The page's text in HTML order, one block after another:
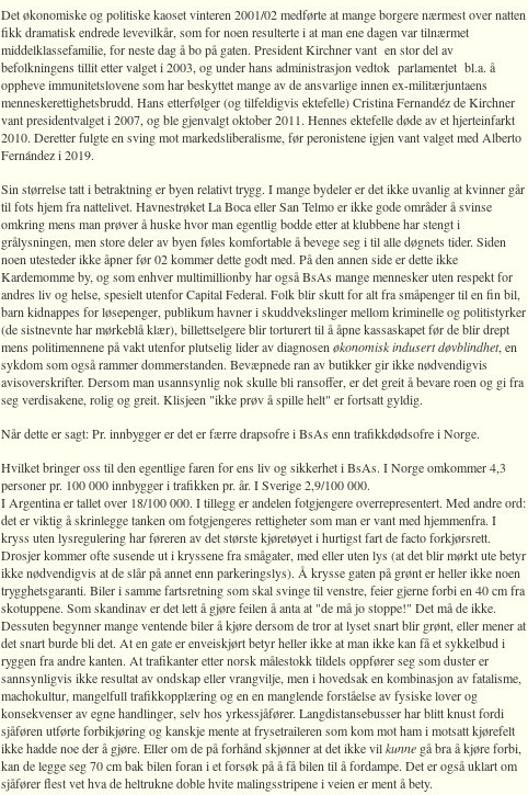
Det økonomiske og politiske kaoset vinteren 2001/02 medførte at mange borgere nærmest over natten
fikk dramatisk endrede levevilkår, som for noen resulterte i at man ene dagen var tilnærmet
middelklassefamilie, for neste dag å bo på gaten. President Kirchner vant en stor del av
befolkningens tillit etter valget i 2003, og under hans administrasjon vedtok parlamentet bl.a. å
oppheve immunitetslovene som har beskyttet mange av de ansvarlige innen ex-militærjuntaens
menneskerettighetsbrudd. Hans etterfølger (og tilfeldigvis ektefelle) Cristina Fernandéz de Kirchner
vant presidentvalget i 2007, og ble gjenvalgt oktober 2011. Hennes ektefelle døde av et hjerteinfarkt
2010. Deretter fulgte en sving mot markedsliberalisme, før peronistene igjen vant valget med Alberto
Fernández i 2019.
Sin størrelse tatt i betraktning er byen relativt trygg. I mange bydeler er det ikke uvanlig at kvinner går
til fots hjem fra nattelivet. Havnestrøket La Boca eller San Telmo er ikke gode områder å svinse
omkring mens man prøver å huske hvor man egentlig bodde etter at klubbene har stengt i
grålysningen, men store deler av byen føles komfortable å bevege seg i til alle døgnets tider. Siden
noen utesteder ikke åpner før 02 kommer dette godt med. På den annen side er dette ikke
Kardemomme by, og som enhver multimillionby har også BsAs mange mennesker uten respekt for
andres liv og helse, spesielt utenfor Capital Federal. Folk blir skutt for alt fra småpenger til en fin bil,
barn kidnappes for løsepenger, publikum havner i skuddvekslinger mellom kriminelle og politistyrker
(de sistnevnte har mørkeblå klær), billettselgere blir torturert til å åpne kassaskapet før de blir drept
mens politimennene på vakt utenfor plutselig lider av diagnosen økonomisk indusert døvblindhet, en
sykdom som også rammer dommerstanden. Bevæpnede ran av butikker gir ikke nødvendigvis
avisoverskrifter. Dersom man usannsynlig nok skulle bli ransoffer, er det greit å bevare roen og gi fra
seg verdisakene, rolig og greit. Klisjeen "ikke prøv å spille helt" er fortsatt gyldig.
Når dette er sagt: Pr. innbygger er det er færre drapsofre i BsAs enn trafikkdødsofre i Norge.
Hvilket bringer oss til den egentlige faren for ens liv og sikkerhet i BsAs. I Norge omkommer 4,3
personer pr. 100 000 innbygger i trafikken pr. år. I Sverige 2,9/100 000.
I Argentina er tallet over 18/100 000. I tillegg er andelen fotgjengere overrepresentert. Med andre ord:
det er viktig å skrinlegge tanken om fotgjengeres rettigheter som man er vant med hjemmenfra. I
kryss uten lysregulering har føreren av det største kjøretøyet i hurtigst fart de facto forkjørsrett.
Drosjer kommer ofte susende ut i kryssene fra smågater, med eller uten lys (at det blir mørkt ute betyr
ikke nødvendigvis at de slår på annet enn parkeringslys). Å krysse gaten på grønt er heller ikke noen
trygghetsgaranti. Biler i samme fartsretning som skal svinge til venstre, feier gjerne forbi en 40 cm fra
skotuppene. Som skandinav er det lett å gjøre feilen å anta at "de må jo stoppe!" Det må de ikke.
Dessuten begynner mange ventende biler å kjøre dersom de tror at lyset snart blir grønt, eller mener at
det snart burde bli det. At en gate er enveiskjørt betyr heller ikke at man ikke kan få et sykkelbud i
ryggen fra andre kanten. At trafikanter etter norsk målestokk tildels oppfører seg som duster er
sannsynligvis ikke resultat av ondskap eller vrangvilje, men i hovedsak en kombinasjon av fatalisme,
machokultur, mangelfull trafikkopplæring og en en manglende forståelse av fysiske lover og
konsekvenser av egne handlinger, selv hos yrkessjåfører. Langdistansebusser har blitt knust fordi
sjåføren utførte forbikjøring og kanskje mente at frysetraileren som kom mot ham i motsatt kjørefelt
ikke hadde noe der å gjøre. Eller om de på forhånd skjønner at det ikke vilkunne gå bra å kjøre forbi,
kan de legge seg 70 cm bak bilen foran i et forsøk på å få bilen til å fordampe. Det er også uklart om
sjåfører flest vet hva de heltrukne doble hvite malingsstripene i veien er ment å bety.